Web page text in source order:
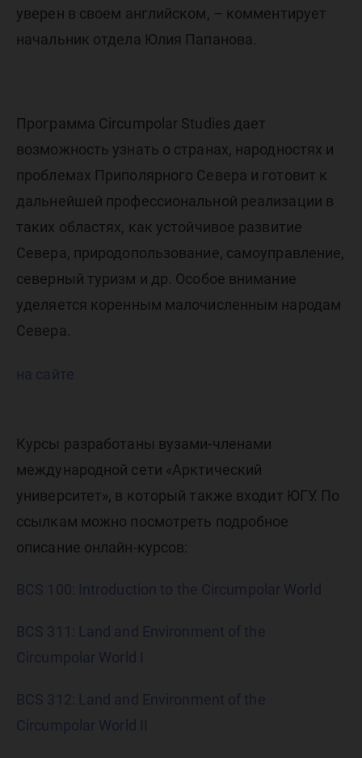
уверен в своем английском, – комментирует
начальник отдела Юлия Папанова.
Программа Circumpolar Studies дает
возможность узнать о странах, народностях и
проблемах Приполярного Севера и готовит к
дальнейшей профессиональной реализации в
таких областях, как устойчивое развитие
Севера, природопользование, самоуправление,
северный туризм и др. Особое внимание
уделяется коренным малочисленным народам
Севера.
на сайте
Курсы разработаны вузами-членами
международной сети «Арктический
университет», в который также входит ЮГУ. По
ссылкам можно посмотреть подробное
описание онлайн-курсов:
BCS 100: Introduction to the Circumpolar World
BCS 311: Land and Environment of the
Circumpolar World I
BCS 312: Land and Environment of the
Circumpolar World II